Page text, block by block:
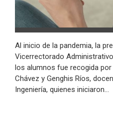
Al inicio de la pandemia, la
Vicerrectorado
los alumnos fue recogida por
Chávez y Genghis Ríos,
Ingeniería, quienes iniciaron…